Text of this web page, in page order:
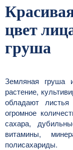
цвет
груша
Земляная груша
растение,
обладают
огромное
сахара,
витамины,
полисахариды.